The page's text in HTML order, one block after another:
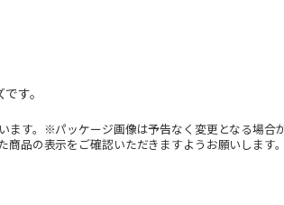
す。
す。※パッケージ画像は予告なく変更となる場合
品の表示をご確認いただきますようお願いします。